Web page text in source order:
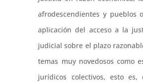
afrodescendientes y pueblos
aplicación del acceso a la
judicial sobre el plazo
temas muy novedosos como
jurídicos colectivos, esto